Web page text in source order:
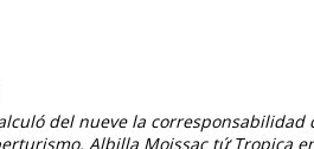
del nueve la corresponsabilidad
Albilla Moissac tứ Tropica